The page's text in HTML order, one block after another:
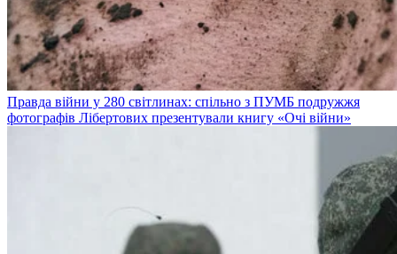
Правда війни у 280 світлинах: спільно з ПУМБ подружжя
фотографів Лібертових презентували книгу «Очі війни»